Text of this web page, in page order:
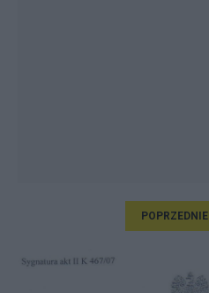
POPRZEDNIE